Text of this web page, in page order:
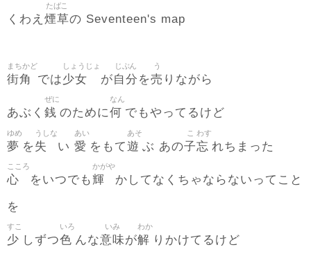
くわえ 煙草
たばこ
の Seventeen's map
街角
まちかど
では少女
しょうじょ
が自分
じぶん
を売
う
りながら
あぶく 銭
ぜに
のために何
なん
でもやってるけど
夢
ゆめ
を失
うしな
い 愛
あい
をもて遊
あそ
ぶ あの子
こ
忘
わす
れちまった
心
こころ
をいつでも輝
かがや
かしてなくちゃならないってこと
を
少
すこ
しずつ色
いろ
んな意味
いみ
が解
わか
りかけてるけど